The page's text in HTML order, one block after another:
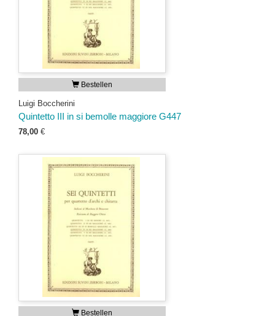
Bestellen
Luigi Boccherini
Quintetto III in si bemolle maggiore G447
78,00 €
Bestellen